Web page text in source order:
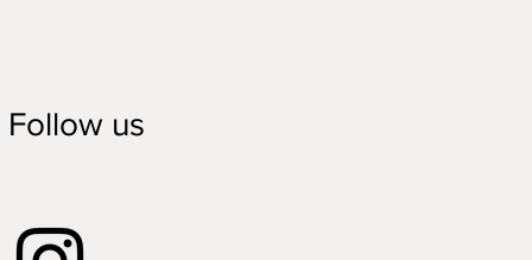
Follow us